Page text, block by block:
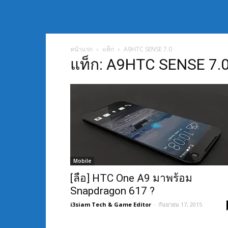
หน้าแรก แท็ก A9HTC SENSE 7.0
แท็ก: A9HTC SENSE
Mobile
[ลือ] HTC One A9 มาพร้อม
Snapdragon 617 ?
i3siam Tech & Game Editor - กันยายน 17, 2015